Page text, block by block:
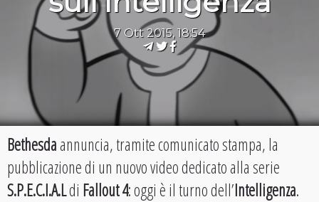
7 Ott 2015, 18:54
Bethesdaannuncia, tramite comunicato stampa, la
pubblicazione di un nuovo video dedicato alla serie
S.P.E.C.I.A.Ldi Fallout 4: oggi è il turno dell’Intelligenza.